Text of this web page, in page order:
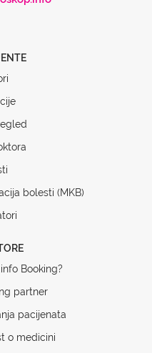
bolesti (MKB)
Booking?
partner
pacijenata
o medicini